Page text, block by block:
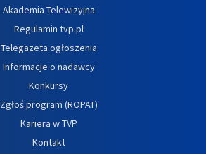
Akademia Telewizyjna
Regulamin tvp.pl
Telegazeta ogłoszenia
Informacje o nadawcy
Konkursy
Zgłoś program (ROPAT)
Kariera w TVP
Kontakt